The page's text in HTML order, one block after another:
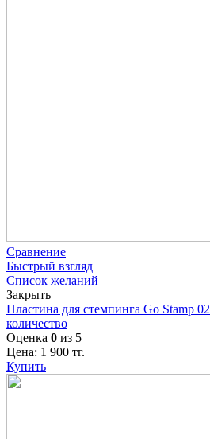
Сравнение
Быстрый взгляд
Список желаний
Закрыть
Пластина для стемпинга Go Stamp
количество
Оценка 0 из 5
Цена: 1 900 тг.
Купить